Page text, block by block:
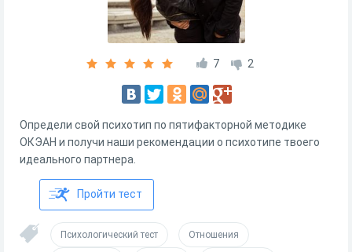
7 2
Определи свой психотип по пятифакторной методике
ОКЭАН и получи наши рекомендации о психотипе твоего
идеального партнера.
Пройти тест
Психологический тест Отношения